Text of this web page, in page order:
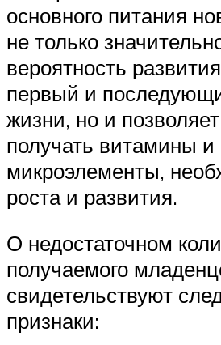
основного питания
не только
вероятность
первый и
жизни, но и
получать витамины и
микроэлементы,
роста и развития.
О недостаточном
получаемого
свидетельствуют
признаки: